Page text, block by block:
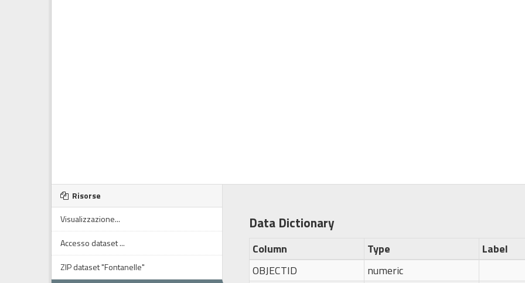
Risorse
Visualizzazione...
Accesso dataset ...
ZIP dataset "Fontanelle"
Data Dictionary
Column Type Label
OBJECTID
numeric